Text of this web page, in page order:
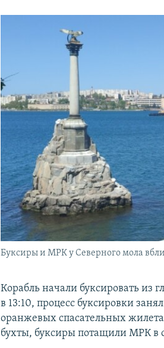
Буксиры и МРК у Северного мола
Корабль начали буксировать из
в 13:10, процесс буксировки
оранжевых спасательных
бухты, буксиры потащили МРК в